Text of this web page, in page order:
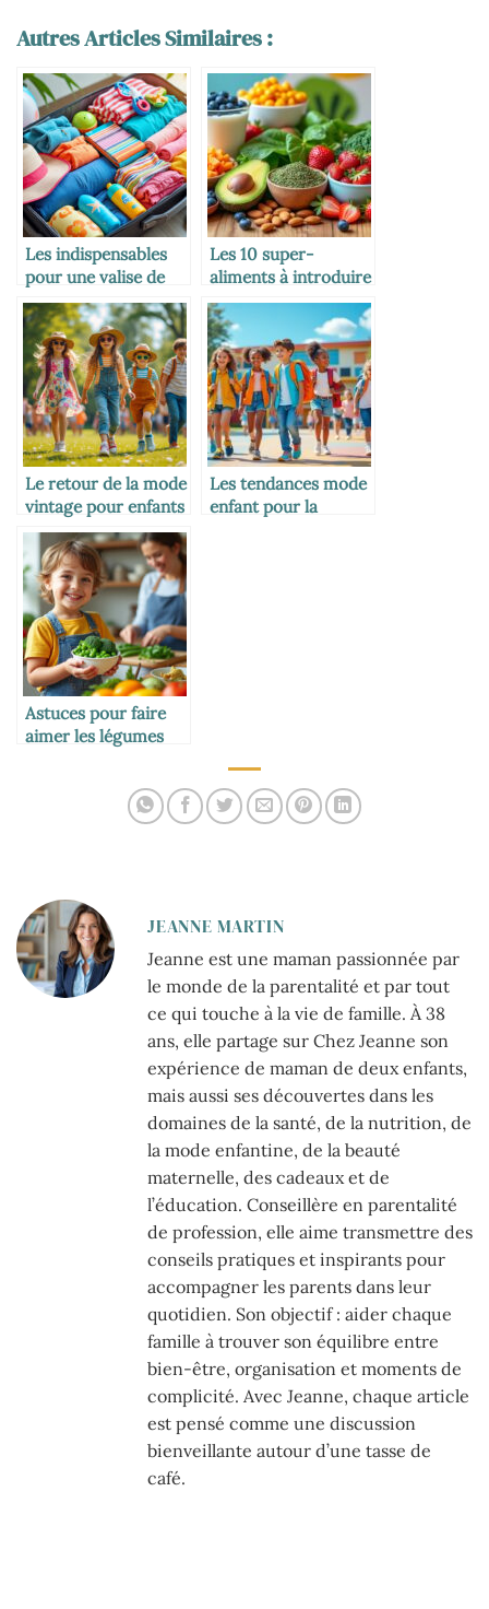
Autres Articles Similaires :
Les indispensables
pour une valise de
vacances avec
enfants
Les 10 super-
aliments à introduire
dans l’alimentation
des enfants
Le retour de la mode
vintage pour enfants
Les tendances mode
enfant pour la
Astuces pour faire
aimer les légumes
JEANNE MARTIN
Jeanne est une maman passionnée par
le monde de la parentalité et par tout
ce qui touche à la vie de famille. À 38
ans, elle partage sur Chez Jeanne son
expérience de maman de deux enfants,
mais aussi ses découvertes dans les
domaines de la santé, de la nutrition, de
la mode enfantine, de la beauté
maternelle, des cadeaux et de
l’éducation. Conseillère en parentalité
de profession, elle aime transmettre des
conseils pratiques et inspirants pour
accompagner les parents dans leur
quotidien. Son objectif : aider chaque
famille à trouver son équilibre entre
bien-être, organisation et moments de
complicité. Avec Jeanne, chaque article
est pensé comme une discussion
bienveillante autour d’une tasse de
café.